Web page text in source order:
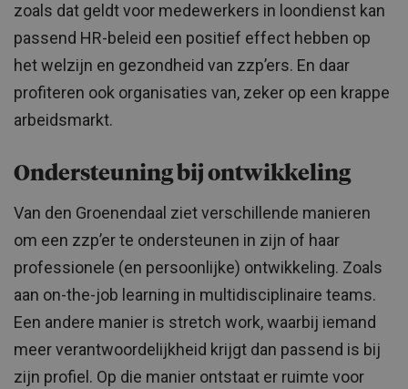
zoals dat geldt voor medewerkers in loondienst kan
passend HR-beleid een positief effect hebben op
het welzijn en gezondheid van zzp’ers. En daar
profiteren ook organisaties van, zeker op een krappe
arbeidsmarkt.
Ondersteuning bij ontwikkeling
Van den Groenendaal ziet verschillende manieren
om een zzp’er te ondersteunen in zijn of haar
professionele (en persoonlijke) ontwikkeling. Zoals
aan on-the-job learning in multidisciplinaire teams.
Een andere manier is stretch work, waarbij iemand
meer verantwoordelijkheid krijgt dan passend is bij
zijn profiel. Op die manier ontstaat er ruimte voor